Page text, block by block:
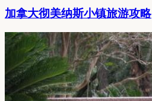
加拿大彻美纳斯小镇旅游攻略